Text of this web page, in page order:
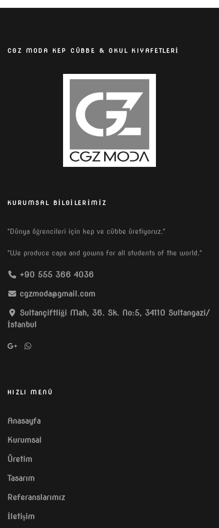
CGZ MODA KEP CÜBBE & OKUL KIYAFETLERİ
KURUMSAL BILGILERIMIZ
"Dünya öğrencileri için kep ve cübbe üretiyoruz."
"We produce caps and gowns for all students of the world."
+90 555 366 4036
cgzmoda@gmail.com
Sultançiftliği Mah, 36. Sk. No:5, 34110 Sultangazi/
İstanbul
HIZLI MENÜ
Anasayfa
Kurumsal
Üretim
Tasarım
Referanslarımız
İletişim